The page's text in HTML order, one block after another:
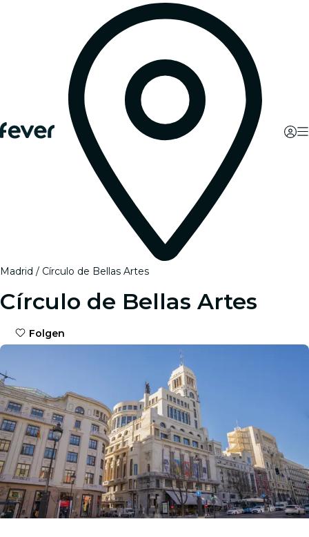
Madrid Círculo de Bellas Artes
Círculo de Bellas Artes
Folgen